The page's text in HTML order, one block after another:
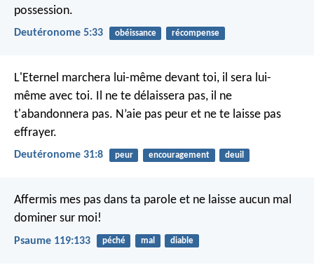
possession.
Deutéronome 5:33 obéissance récompense
L'Eternel marchera lui-même devant toi, il sera lui-
même avec toi. Il ne te délaissera pas, il ne
t'abandonnera pas. N’aie pas peur et ne te laisse pas
effrayer.
Deutéronome 31:8 peur encouragement deuil
Affermis mes pas dans ta parole et ne laisse aucun mal
dominer sur moi!
Psaume 119:133 péché mal diable